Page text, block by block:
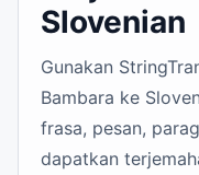
Slovenian
Gunakan
Bambara ke
frasa, pesan,
dapatkan